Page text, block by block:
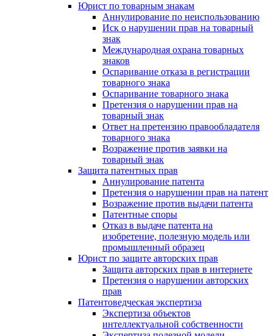
Юрист по товарным знакам
Аннулирование по неиспользованию
Иск о нарушении прав на товарный
знак
Международная охрана товарных
знаков
Оспаривание отказа в регистрации
товарного знака
Оспаривание товарного знака
Претензия о нарушении прав на
товарный знак
Ответ на претензию правообладателя
товарного знака
Возражение против заявки на
товарный знак
Защита патентных прав
Аннулирование патента
Претензия о нарушении прав на патент
Возражение против выдачи патента
Патентные споры
Отказ в выдаче патента на
изобретение, полезную модель или
промышленный образец
Юрист по защите авторских прав
Защита авторских прав в интернете
Претензия о нарушении авторских
прав
Патентоведческая экспертиза
Экспертиза объектов
интеллектуальной собственности